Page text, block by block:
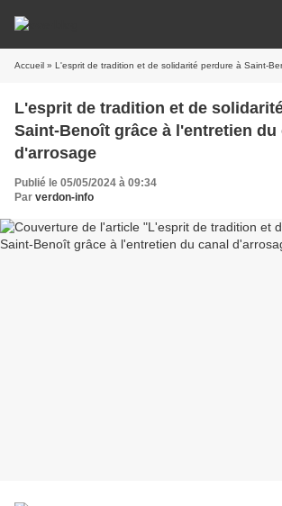
Accueil » L'esprit de tradition et de solidarité perdure à Saint-Benoît grâce à
L'esprit de tradition et de
Saint-Benoît grâce à l'entretien du
d'arrosage
Publié le 05/05/2024 à 09:34
Par verdon-info